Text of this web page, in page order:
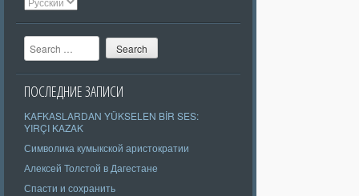
Search
ПОСЛЕДНИЕ ЗАПИСИ
KAFKASLARDAN YÜKSELEN BİR SES:
YIRÇI KAZAK
Символика кумыкской аристократии
Алексей Толстой в Дагестане
Спасти и сохранить